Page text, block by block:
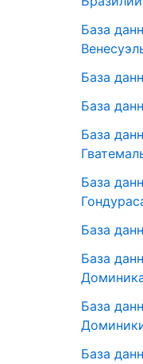
База
База
База
База
База
База
База
База
База